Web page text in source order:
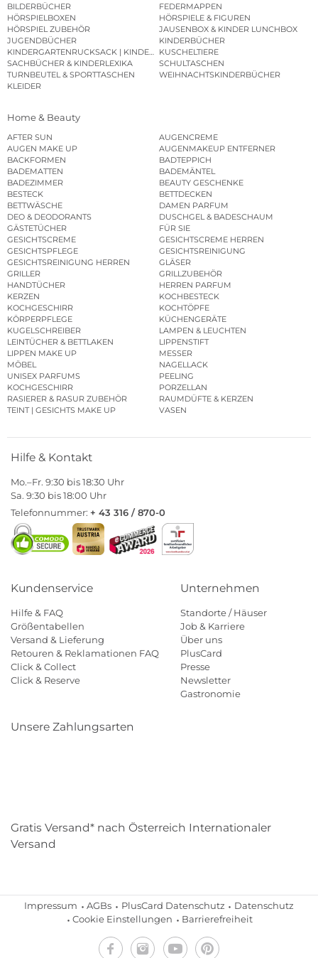
BILDERBÜCHER
FEDERMAPPEN
HÖRSPIELBOXEN
HÖRSPIELE & FIGUREN
HÖRSPIEL ZUBEHÖR
JAUSENBOX & KINDER LUNCHBOX
JUGENDBÜCHER
KINDERBÜCHER
KINDERGARTENRUCKSACK | KINDERGARTENBEUTEL
KUSCHELTIERE
SACHBÜCHER & KINDERLEXIKA
SCHULTASCHEN
TURNBEUTEL & SPORTTASCHEN
WEIHNACHTSKINDERBÜCHER
KLEIDER
Home & Beauty
AFTER SUN
AUGENCREME
AUGEN MAKE UP
AUGENMAKEUP ENTFERNER
BACKFORMEN
BADTEPPICH
BADEMATTEN
BADEMÄNTEL
BADEZIMMER
BEAUTY GESCHENKE
BESTECK
BETTDECKEN
BETTWÄSCHE
DAMEN PARFUM
DEO & DEODORANTS
DUSCHGEL & BADESCHAUM
GÄSTETÜCHER
FÜR SIE
GESICHTSCREME
GESICHTSCREME HERREN
GESICHTSPFLEGE
GESICHTSREINIGUNG
GESICHTSREINIGUNG HERREN
GLÄSER
GRILLER
GRILLZUBEHÖR
HANDTÜCHER
HERREN PARFUM
KERZEN
KOCHBESTECK
KOCHGESCHIRR
KOCHTÖPFE
KÖRPERPFLEGE
KÜCHENGERÄTE
KUGELSCHREIBER
LAMPEN & LEUCHTEN
LEINTÜCHER & BETTLAKEN
LIPPENSTIFT
LIPPEN MAKE UP
MESSER
MÖBEL
NAGELLACK
UNISEX PARFUMS
PEELING
KOCHGESCHIRR
PORZELLAN
RASIERER & RASUR ZUBEHÖR
RAUMDÜFTE & KERZEN
TEINT | GESICHTS MAKE UP
VASEN
Hilfe & Kontakt
Mo.–Fr. 9:30 bis 18:30 Uhr
Sa. 9:30 bis 18:00 Uhr
Telefonnummer: + 43 316 / 870-0
Kundenservice
Hilfe & FAQ
Größentabellen
Versand & Lieferung
Retouren & Reklamationen FAQ
Click & Collect
Click & Reserve
Unternehmen
Standorte / Häuser
Job & Karriere
Über uns
PlusCard
Presse
Newsletter
Gastronomie
Unsere Zahlungsarten
Gratis Versand* nach Österreich Internationaler
Versand
Impressum AGBs PlusCard Datenschutz
Datenschutz
Cookie Einstellungen
Barrierefreiheit